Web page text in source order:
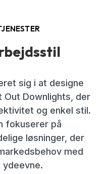
sig i at designe
Out Downlights, der
og enkel stil.
fokuserer på
løsninger, der
med
ydeevne.